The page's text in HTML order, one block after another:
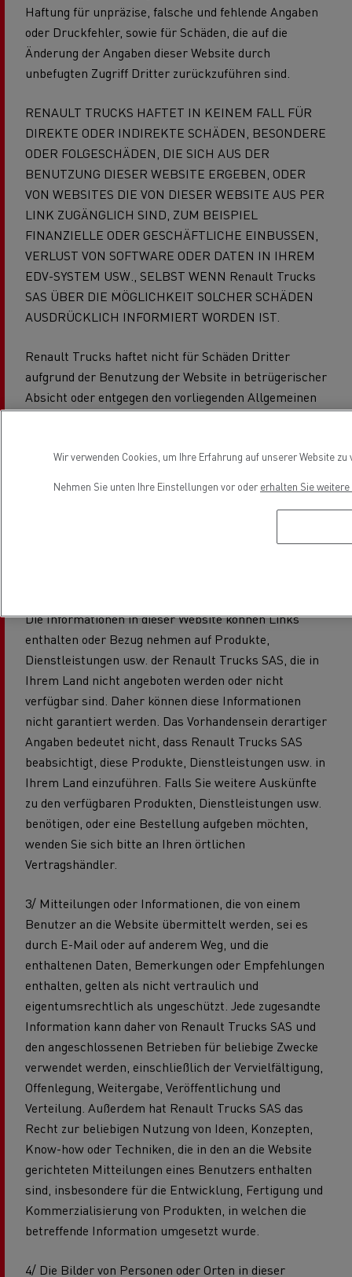
Haftung für unpräzise, falsche und fehlende Angaben
oder Druckfehler, sowie für Schäden, die auf die
Änderung der Angaben dieser Website durch
unbefugten Zugriff Dritter zurückzuführen sind.
RENAULT TRUCKS HAFTET IN KEINEM FALL FÜR
DIREKTE ODER INDIREKTE SCHÄDEN, BESONDERE
ODER FOLGESCHÄDEN, DIE SICH AUS DER
BENUTZUNG DIESER WEBSITE ERGEBEN, ODER
VON WEBSITES DIE VON DIESER WEBSITE AUS PER
LINK ZUGÄNGLICH SIND, ZUM BEISPIEL
FINANZIELLE ODER GESCHÄFTLICHE EINBUSSEN,
VERLUST VON SOFTWARE ODER DATEN IN IHREM
EDV-SYSTEM USW., SELBST WENN Renault Trucks
SAS ÜBER DIE MÖGLICHKEIT SOLCHER SCHÄDEN
AUSDRÜCKLICH INFORMIERT WORDEN IST.
Renault Trucks haftet nicht für Schäden Dritter
aufgrund der Benutzung der Website in betrügerischer
Absicht oder entgegen den vorliegenden Allgemeinen
Renault Trucks übernimmt keinerlei Garantie für
oder vertritt deren Inhalt in irgendeiner Art. Diese
Die Informationen in dieser Website können Links
enthalten oder Bezug nehmen auf Produkte,
Dienstleistungen usw. der Renault Trucks SAS, die in
Ihrem Land nicht angeboten werden oder nicht
verfügbar sind. Daher können diese Informationen
nicht garantiert werden. Das Vorhandensein derartiger
Angaben bedeutet nicht, dass Renault Trucks SAS
beabsichtigt, diese Produkte, Dienstleistungen usw. in
Ihrem Land einzuführen. Falls Sie weitere Auskünfte
zu den verfügbaren Produkten, Dienstleistungen usw.
benötigen, oder eine Bestellung aufgeben möchten,
wenden Sie sich bitte an Ihren örtlichen
Vertragshändler.
3/ Mitteilungen oder Informationen, die von einem
Benutzer an die Website übermittelt werden, sei es
durch E-Mail oder auf anderem Weg, und die
enthaltenen Daten, Bemerkungen oder Empfehlungen
enthalten, gelten als nicht vertraulich und
eigentumsrechtlich als ungeschützt. Jede zugesandte
Information kann daher von Renault Trucks SAS und
den angeschlossenen Betrieben für beliebige Zwecke
verwendet werden, einschließlich der Vervielfältigung,
Offenlegung, Weitergabe, Veröffentlichung und
Verteilung. Außerdem hat Renault Trucks SAS das
Recht zur beliebigen Nutzung von Ideen, Konzepten,
Know-how oder Techniken, die in den an die Website
gerichteten Mitteilungen eines Benutzers enthalten
sind, insbesondere für die Entwicklung, Fertigung und
Kommerzialisierung von Produkten, in welchen die
betreffende Information umgesetzt wurde.
4/ Die Bilder von Personen oder Orten in dieser
Wir verwenden Cookies, um Ihre Erfahrung auf unserer Website
Nehmen Sie unten Ihre Einstellungen vor oder erhalten Sie